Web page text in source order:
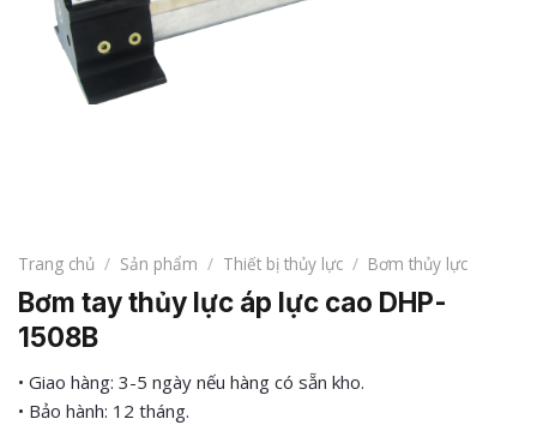
Trang chủ / Sản phẩm / Thiết bị thủy lực / Bơm thủy lực
Bơm tay thủy lực áp lực cao DHP-
1508B
• Giao hàng: 3-5 ngày nếu hàng có sẵn kho.
• Bảo hành: 12 tháng.